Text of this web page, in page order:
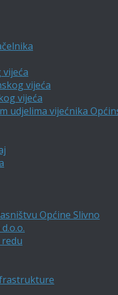
vijeća
vijeća
vijeća
udjelima vijećnika
Općine Slivno